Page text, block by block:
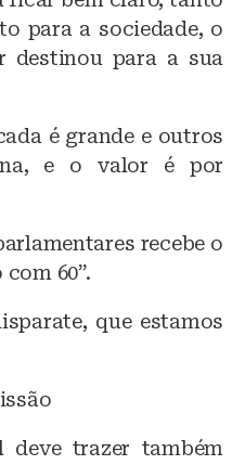
para a sociedade, o
destinou para a sua
é grande e outros
e o valor é por
recebe o
60”.
que estamos
deve trazer também